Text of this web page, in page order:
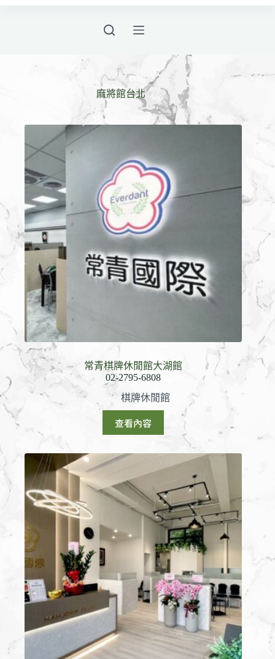
麻將館台北
常青棋牌休閒館大湖館
棋牌休閒館
查看內容